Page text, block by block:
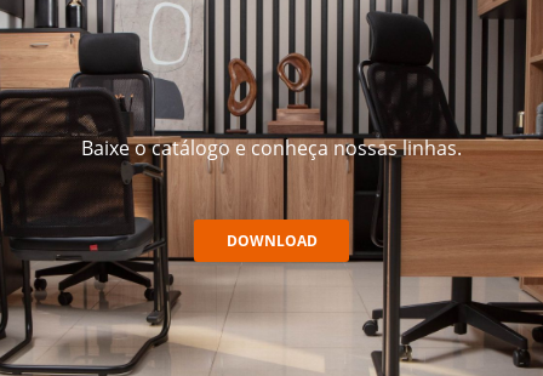
Baixe o catálogo e conheça nossas linhas.
DOWNLOAD